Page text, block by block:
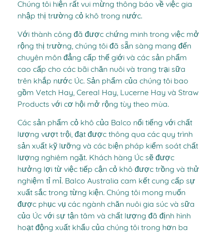
Chúng tôi hiện rất vui mừng thông báo về việc gia
nhập thị trường cỏ khô trong nước.
Với thành công đã được chứng minh trong việc mở
rộng thị trường, chúng tôi đã sẵn sàng mang đến
chuyên môn đẳng cấp thế giới và các sản phẩm
cao cấp cho các bãi chăn nuôi và trang trại sữa
trên khắp nước Úc. Sản phẩm của chúng tôi bao
gồm Vetch Hay, Cereal Hay, Lucerne Hay và Straw
Products với cơ hội mở rộng tùy theo mùa.
Các sản phẩm cỏ khô của Balco nổi tiếng với chất
lượng vượt trội, đạt được thông qua các quy trình
sản xuất kỹ lưỡng và các biện pháp kiểm soát chất
lượng nghiêm ngặt. Khách hàng Úc sẽ được
hưởng lợi từ việc tiếp cận cỏ khô được trồng và thử
nghiệm tỉ mỉ. Balco Australia cam kết cung cấp sự
xuất sắc trong từng kiện. Chúng tôi mong muốn
được phục vụ các ngành chăn nuôi gia súc và sữa
của Úc với sự tận tâm và chất lượng đã định hình
hoạt động xuất khẩu của chúng tôi trong hơn ba